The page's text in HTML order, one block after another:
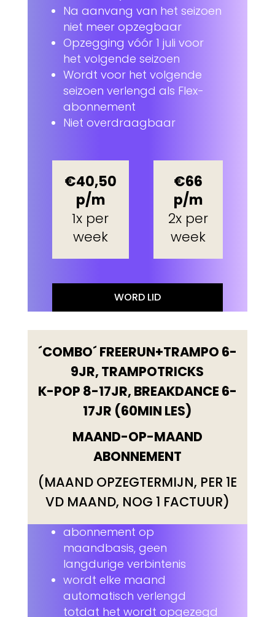
Na aanvang van het seizoen
niet meer opzegbaar
Opzegging vóór 1 juli voor
het volgende seizoen
Wordt voor het volgende
seizoen verlengd als Flex-
abonnement
Niet overdraagbaar
€40,50
p/m
1x per
week
€66
p/m
2x per
week
WORD LID
´COMBO´ FREERUN+TRAMPO 6-
9JR, TRAMPOTRICKS
K-POP 8-17JR, BREAKDANCE 6-
17JR (60MIN LES)
MAAND-OP-MAAND
ABONNEMENT
(MAAND OPZEGTERMIJN, PER 1E
VD MAAND, NOG 1 FACTUUR)
abonnement op
maandbasis, geen
langdurige verbintenis
wordt elke maand
automatisch verlengd
totdat het wordt opgezegd